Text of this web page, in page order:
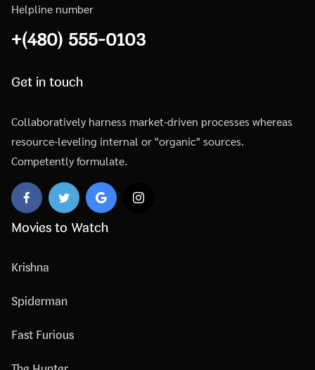
Helpline number
+(480) 555-0103
Get in touch
Collaboratively harness market-driven processes whereas
resource-leveling internal or "organic" sources.
Competently formulate.
Movies to Watch
Krishna
Spiderman
Fast Furious